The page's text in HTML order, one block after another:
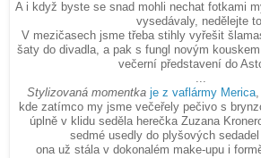
A i když byste se snad mohli nechat fotkami
vysedávaly, nedělejte
V mezičasech jsme třeba stihly vyřešit
šaty do divadla, a pak s fungl novým
večerní představení do
...
Stylizovaná momentka je z vaflármy Merica,
kde zatímco my jsme večeřely pečivo s
úplně v klidu seděla herečka Zuzana
sedmé usedly do plyšových
ona už stála v dokonalém make-upu i